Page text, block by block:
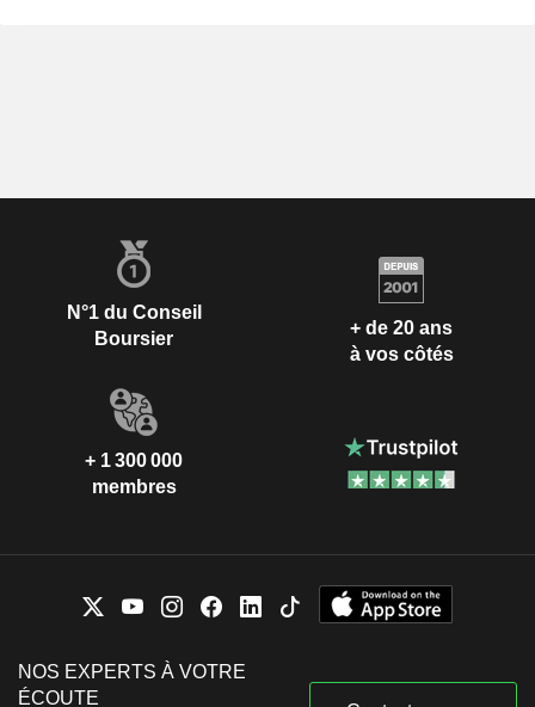
N°1 du Conseil
Boursier
+ de 20 ans
à vos côtés
+ 1 300 000
membres
NOS EXPERTS À VOTRE
ÉCOUTE